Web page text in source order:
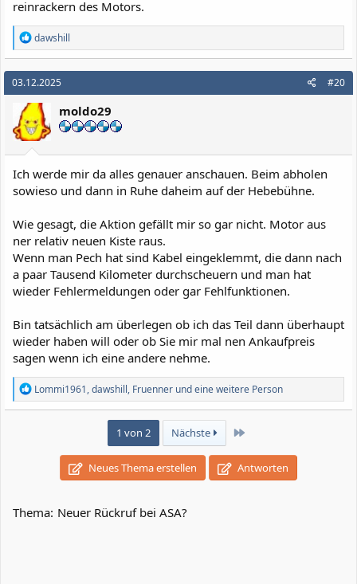
reinrackern des Motors.
R
e
a
k
t
i
o
n
e
n
dawshill
03.12.2025 #20
moldo29
Ich werde mir da alles genauer anschauen. Beim abholen
sowieso und dann in Ruhe daheim auf der Hebebühne.
Wie gesagt, die Aktion gefällt mir so gar nicht. Motor aus
ner relativ neuen Kiste raus.
Wenn man Pech hat sind Kabel eingeklemmt, die dann nach
a paar Tausend Kilometer durchscheuern und man hat
wieder Fehlermeldungen oder gar Fehlfunktionen.
Bin tatsächlich am überlegen ob ich das Teil dann überhaupt
wieder haben will oder ob Sie mir mal nen Ankaufpreis
sagen wenn ich eine andere nehme.
R
e
a
:
Lommi1961,dawshill, Fruenner und eine weitere Person
1 von 2 Nächste Letzte
Neues Thema erstellen Antworten
Thema: Neuer Rückruf bei ASA?